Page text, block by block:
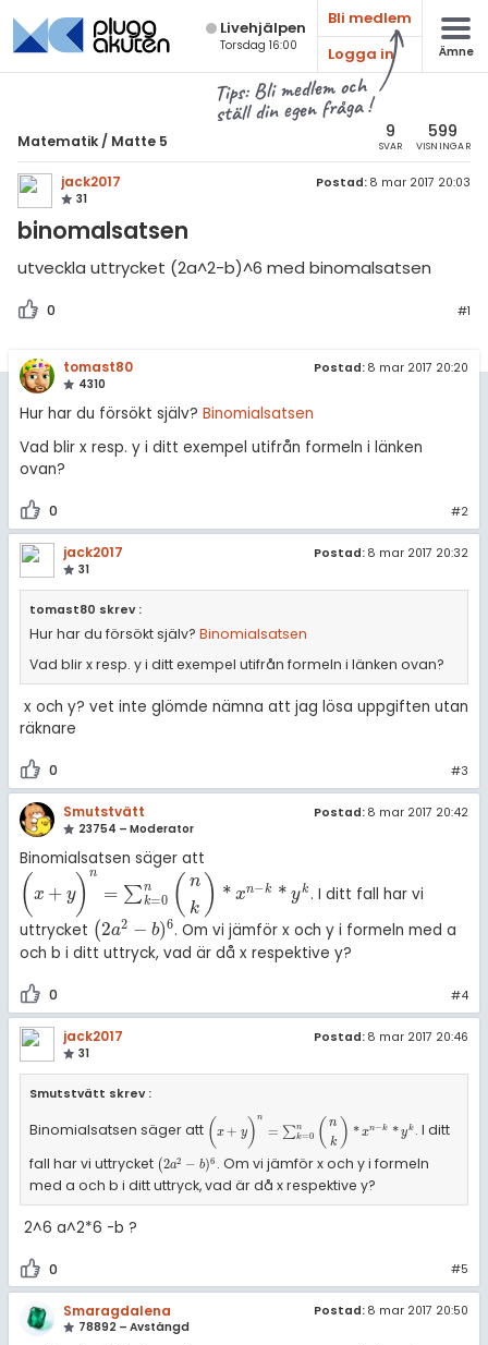
Live­hjälpen
Torsdag 16:00
Bli medlem
Logga in
Ämne
Tips: Bli medlem och
ställ din egen fråga !
Matematik / Matte 5 9
SVAR
599
VISNINGAR
jack2017
31
Postad: 8 mar 2017 20:03
binomalsatsen
utveckla uttrycket (2a^2-b)^6 med binomalsatsen
0 #1
tomast80
4310
Postad: 8 mar 2017 20:20
Hur har du försökt själv? Binomialsatsen
Vad blir x resp. y i ditt exempel utifrån formeln i länken
ovan?
0 #2
jack2017
31
Postad: 8 mar 2017 20:32
tomast80 skrev :
Hur har du försökt själv? Binomialsatsen
Vad blir x resp. y i ditt exempel utifrån formeln i länken ovan?
x och y? vet inte glömde nämna att jag lösa uppgiften utan
räknare
0 #3
Smutstvätt
23754 – Moderator
Postad: 8 mar 2017 20:42
Binomialsatsen säger att
( x + y) n
= ∑n
k=0 ( n
k ) * xn−k * yk
( x+ y)n= ∑ =0nn k*xn- k
. I ditt fall har vi
uttrycket (2a2 − b)6
( 2a2-b)6
. Om vi jämför x och y i formeln med a
och b i ditt uttryck, vad är då x respektive y?
0 #4
jack2017
31
Postad: 8 mar 2017 20:46
Smutstvätt skrev :
Binomialsatsen säger att ( x + y ) n
= ∑n
k=0 ( n
k ) * xn−k * yk
( x+y )n = ∑k=0nnk* xn - k*yk
. I ditt
fall har vi uttrycket (2a2 − b)6
(2a 2- b)6. Om vi jämför x och y i formeln
med a och b i ditt uttryck, vad är då x respektive y?
2^6 a^2*6 -b ?
0 #5
Smaragdalena
78892 – Avstängd
Postad: 8 mar 2017 20:50
Alla ämnen
Alla trådar
7
1
2
3
4
Matematik
Matte 5
Kombinatorik
Differentialekvationer
Integraler
Topplistor
Regler
3 inloggade
Allmänna villkor
högskolan
diskussioner
& Bygg
språk
ämnen
diskussioner